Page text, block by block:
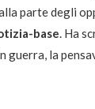
parte degli
base. Ha
la